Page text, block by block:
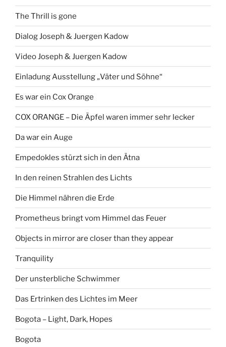
The Thrill is gone
Dialog Joseph & Juergen Kadow
Video Joseph & Juergen Kadow
Einladung Ausstellung „Väter und Söhne“
Es war ein Cox Orange
COX ORANGE – Die Äpfel waren immer sehr lecker
Da war ein Auge
Empedokles stürzt sich in den Ätna
In den reinen Strahlen des Lichts
Die Himmel nähren die Erde
Prometheus bringt vom Himmel das Feuer
Objects in mirror are closer than they appear
Tranquility
Der unsterbliche Schwimmer
Das Ertrinken des Lichtes im Meer
Bogota – Light, Dark, Hopes
Bogota